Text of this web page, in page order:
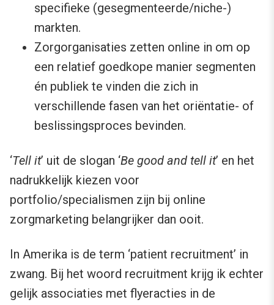
specifieke (gesegmenteerde/niche-)
markten.
Zorgorganisaties zetten online in om op
een relatief goedkope manier segmenten
én publiek te vinden die zich in
verschillende fasen van het oriëntatie- of
beslissingsproces bevinden.
‘Tell it’ uit de slogan ‘Be good and tell it’ en het
nadrukkelijk kiezen voor
portfolio/specialismen zijn bij online
zorgmarketing belangrijker dan ooit.
In Amerika is de term ‘patient recruitment’ in
zwang. Bij het woord recruitment krijg ik echter
gelijk associaties met flyeracties in de